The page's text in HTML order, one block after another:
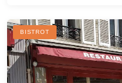
BISTROT